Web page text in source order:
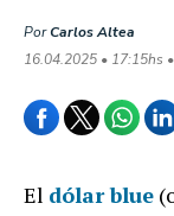
PorCarlos Altea
16.04.2025 • 17:15hs
El dólar blue